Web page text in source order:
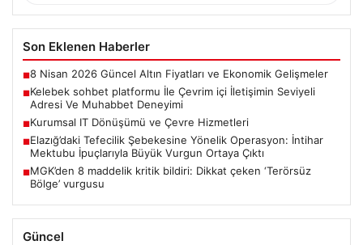
Son Eklenen Haberler
■8 Nisan 2026 Güncel Altın Fiyatları ve Ekonomik Gelişmeler
■Kelebek sohbet platformu İle Çevrim içi İletişimin Seviyeli
Adresi Ve Muhabbet Deneyimi
■Kurumsal IT Dönüşümü ve Çevre Hizmetleri
■Elazığ’daki Tefecilik Şebekesine Yönelik Operasyon: İntihar
Mektubu İpuçlarıyla Büyük Vurgun Ortaya Çıktı
■MGK’den 8 maddelik kritik bildiri: Dikkat çeken ‘Terörsüz
Bölge’ vurgusu
Güncel